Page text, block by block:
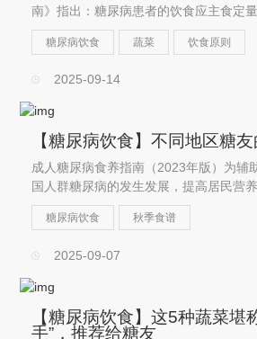
南》指出：糖尿病患者的饮食应主食定量
倡低血糖指数主食，肉类适量，减少肥肉
摄入，重视大豆类食品摄入，以及餐餐都
糖尿病饮食 蔬菜 饮食原则
2025-09-14
【糖尿病饮食】不同地区糖
成人糖尿病食养指南（2023年版）为辅
国人群糖尿病的发生发展，提高居民营
成人糖尿病食养指南的基本原则，根据各
群的膳食特点，推荐不同地区不同季节
糖尿病饮食 秋季食谱
2025-09-07
【糖尿病饮食】这5种蔬菜堪
手”，推荐给糖友